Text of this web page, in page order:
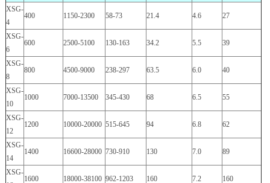
XSG-
4
400 1150-2300 58-73 21.4 4.6 27
XSG-
6
600 2500-5100 130-163 34.2 5.5 39
XSG-
8
800 4500-9000 238-297 63.5 6.0 40
XSG-
10
1000 7000-13500 345-430 68 6.5 55
XSG-
12
1200 10000-20000 515-645 94 6.8 62
XSG-
14
1400 16600-28000 730-910 130 7.0 89
XSG-
1600 18000-38100 962-1203 160 7.2 160